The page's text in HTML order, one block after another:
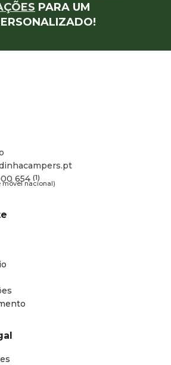
PARA UM
654 (1)
móvel nacional)